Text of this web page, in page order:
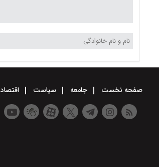
صفحه نخست جامعه سیاست اقتصاد